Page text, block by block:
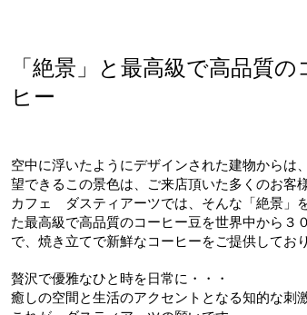
「絶景」と最高級で高品質の
ヒー
空中に浮いたようにデザインされた建物からは
望できるこの景色は、ご来店頂いた多くのお客
カフェ ダスティアーツでは、そんな「絶景」
た最高級で高品質のコーヒー豆を世界中から３
で、焼き立てで新鮮なコーヒーをご提供しており
贅沢で優雅なひと時を日常に・・・
癒しの空間と生活のアクセントとなる知的な刺